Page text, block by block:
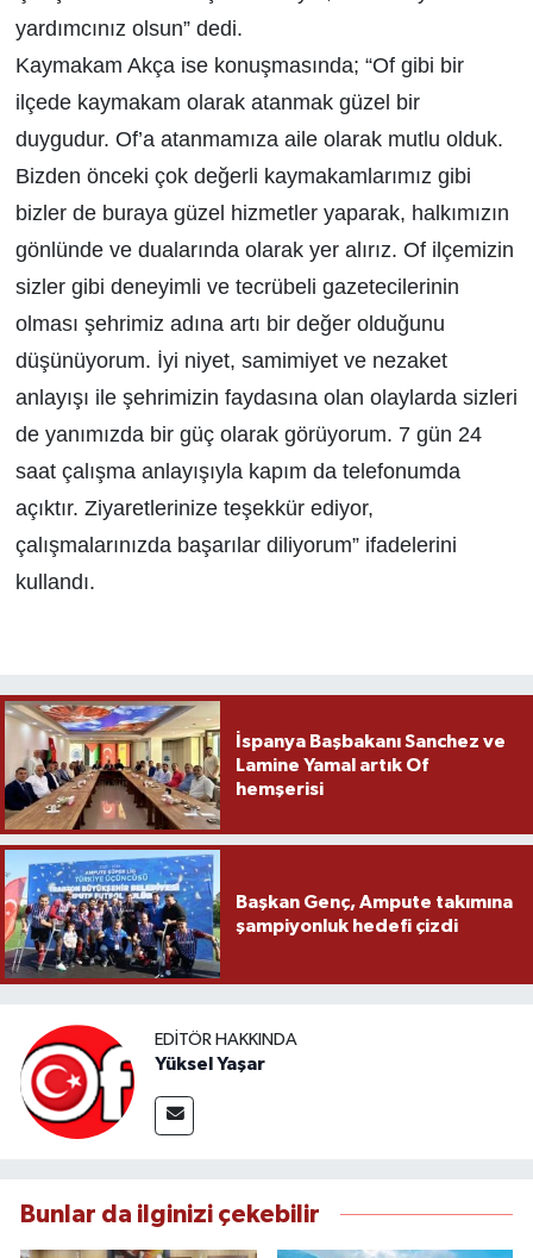
yardımcınız olsun” dedi.
Kaymakam Akça ise konuşmasında; “Of gibi bir
ilçede kaymakam olarak atanmak güzel bir
duygudur. Of’a atanmamıza aile olarak mutlu olduk.
Bizden önceki çok değerli kaymakamlarımız gibi
bizler de buraya güzel hizmetler yaparak, halkımızın
gönlünde ve dualarında olarak yer alırız. Of ilçemizin
sizler gibi deneyimli ve tecrübeli gazetecilerinin
olması şehrimiz adına artı bir değer olduğunu
düşünüyorum. İyi niyet, samimiyet ve nezaket
anlayışı ile şehrimizin faydasına olan olaylarda sizleri
de yanımızda bir güç olarak görüyorum. 7 gün 24
saat çalışma anlayışıyla kapım da telefonumda
açıktır. Ziyaretlerinize teşekkür ediyor,
çalışmalarınızda başarılar diliyorum” ifadelerini
kullandı.
İspanya Başbakanı Sanchez ve
Lamine Yamal artık Of
hemşerisi
Başkan Genç, Ampute takımına
şampiyonluk hedefi çizdi
EDITÖR HAKKINDA
Yüksel Yaşar
Bunlar da ilginizi çekebilir